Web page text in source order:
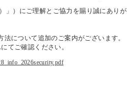
」）にご理解とご協力を賜り誠にありが
について追加のご案内がございます。
てご確認ください。